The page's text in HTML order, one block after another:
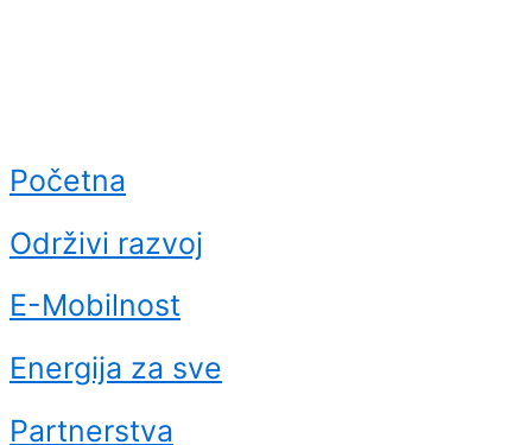
Početna
Održivi razvoj
E-Mobilnost
Energija za sve
Partnerstva